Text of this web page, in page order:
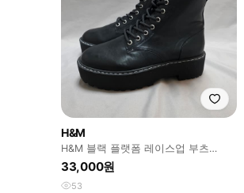
H&M
H&M 블랙 플랫폼 레이스업 부츠
[eur41 / 260mm]
33,000원
53